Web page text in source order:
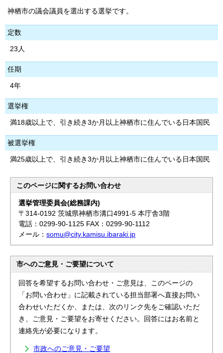
神栖市の議会議員を選出する選挙です。
定数
23人
任期
4年
選挙権
満18歳以上で、引き続き3か月以上神栖市に住んでいる日本国民
被選挙権
満25歳以上で、引き続き3か月以上神栖市に住んでいる日本国民
このページに関するお問い合わせ
選挙管理委員会(総務課内)
〒314-0192 茨城県神栖市溝口4991-5 本庁舎3階
電話：0299-90-1125 FAX：0299-90-1112
メール：somu@city.kamisu.ibaraki.jp
市へのご意見・ご要望について
回答を希望するお問い合わせ・ご意見は、このページの
「お問い合わせ」に記載されている担当部署へ直接お問い
合わせいただくか、または、次のリンク先をご確認いただ
き、ご意見・ご要望をお寄せください。回答にはお名前と
連絡先が必要になります。
市政へのご意見・ご要望